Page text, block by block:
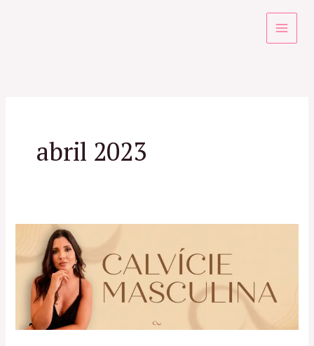
abril 2023
Calvície
Masculina:
Conheça
Tratamentos
mais